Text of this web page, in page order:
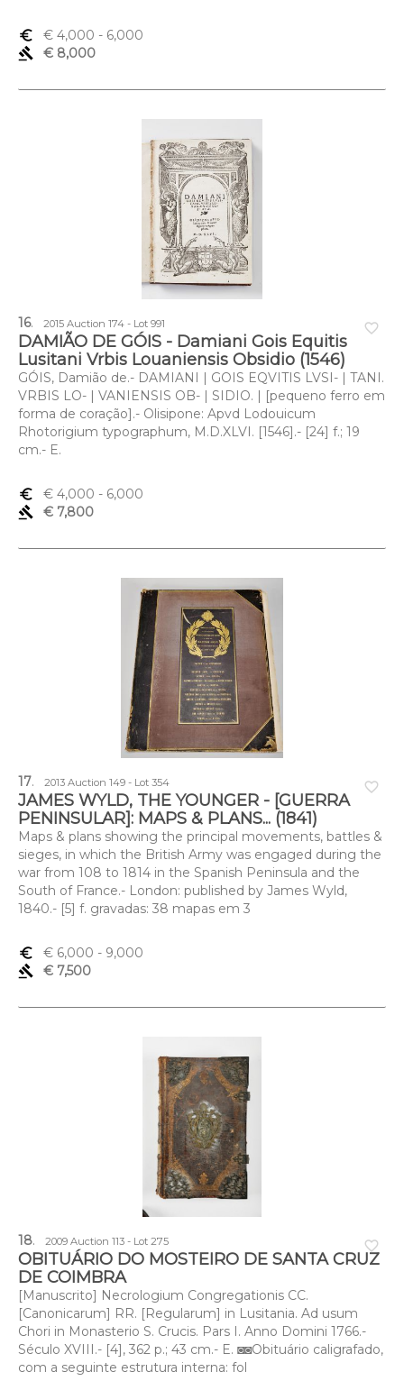
euro_symbol € 4,000 - 6,000
gavel
€ 8,000
favorite_border
16. 2015 Auction 174 - Lot 991
DAMIÃO DE GÓIS - Damiani Gois Equitis
Lusitani Vrbis Louaniensis Obsidio (1546)
GÓIS, Damião de.- DAMIANI | GOIS EQVITIS LVSI- | TANI.
VRBIS LO- | VANIENSIS OB- | SIDIO. | [pequeno ferro em
forma de coração].- Olisipone: Apvd Lodouicum
Rhotorigium typographum, M.D.XLVI. [1546].- [24] f.; 19
cm.- E.
euro_symbol € 4,000 - 6,000
gavel
€ 7,800
favorite_border
17. 2013 Auction 149 - Lot 354
JAMES WYLD, THE YOUNGER - [GUERRA
PENINSULAR]: MAPS & PLANS... (1841)
Maps & plans showing the principal movements, battles &
sieges, in which the British Army was engaged during the
war from 108 to 1814 in the Spanish Peninsula and the
South of France.- London: published by James Wyld,
1840.- [5] f. gravadas: 38 mapas em 3
euro_symbol € 6,000 - 9,000
gavel
€ 7,500
favorite_border
18. 2009 Auction 113 - Lot 275
OBITUÁRIO DO MOSTEIRO DE SANTA CRUZ
DE COIMBRA
[Manuscrito] Necrologium Congregationis CC.
[Canonicarum] RR. [Regularum] in Lusitania. Ad usum
Chori in Monasterio S. Crucis. Pars I. Anno Domini 1766.-
Século XVIII.- [4], 362 p.; 43 cm.- E. ◙◙Obituário caligrafado,
com a seguinte estrutura interna: fol